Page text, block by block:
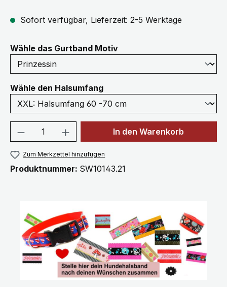
Sofort verfügbar, Lieferzeit: 2-5 Werktage
Wähle das Gurtband Motivauswählen
Wähle den Halsumfangauswählen
Produkt Anzahl: Gib denIn den Warenkorb
Zum Merkzettel hinzufügen
Produktnummer: SW10143.21